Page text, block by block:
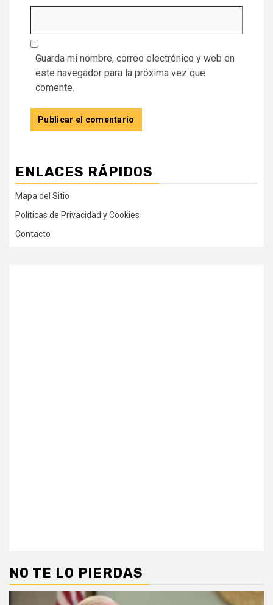
Guarda mi nombre, correo electrónico y web en
este navegador para la próxima vez que
comente.
ENLACES RÁPIDOS
Mapa del Sitio
Políticas de Privacidad y Cookies
Contacto
NO TE LO PIERDAS